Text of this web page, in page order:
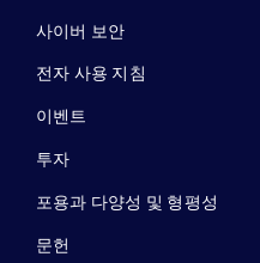
사이버 보안
전자 사용 지침
이벤트
투자
포용과 다양성 및 형평성
문헌